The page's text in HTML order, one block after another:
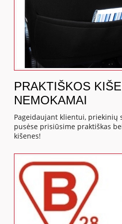
PRAKTIŠKOS
NEMOKAMAI
Pageidaujant klientui, priekinių
pusėse prisiūsime praktiškas
kišenes!